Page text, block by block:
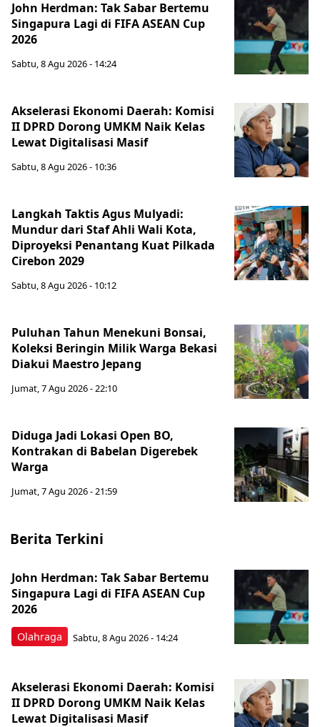
John Herdman: Tak Sabar Bertemu
Singapura Lagi di FIFA ASEAN Cup
2026
Sabtu, 8 Agu 2026 - 14:24
Akselerasi Ekonomi Daerah: Komisi
II DPRD Dorong UMKM Naik Kelas
Lewat Digitalisasi Masif
Sabtu, 8 Agu 2026 - 10:36
Langkah Taktis Agus Mulyadi:
Mundur dari Staf Ahli Wali Kota,
Diproyeksi Penantang Kuat Pilkada
Cirebon 2029
Sabtu, 8 Agu 2026 - 10:12
Puluhan Tahun Menekuni Bonsai,
Koleksi Beringin Milik Warga Bekasi
Diakui Maestro Jepang
Jumat, 7 Agu 2026 - 22:10
Diduga Jadi Lokasi Open BO,
Kontrakan di Babelan Digerebek
Warga
Jumat, 7 Agu 2026 - 21:59
Berita Terkini
Olahraga
John Herdman: Tak Sabar Bertemu
Singapura Lagi di FIFA ASEAN Cup
2026
Sabtu, 8 Agu 2026 - 14:24
Akselerasi Ekonomi Daerah: Komisi
II DPRD Dorong UMKM Naik Kelas
Lewat Digitalisasi Masif